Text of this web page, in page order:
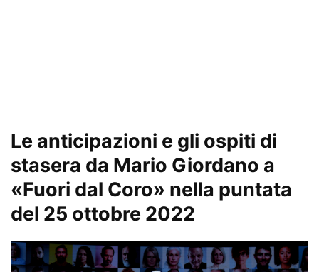
Le anticipazioni e gli ospiti di
stasera da Mario Giordano a
«Fuori dal Coro» nella puntata
del 25 ottobre 2022